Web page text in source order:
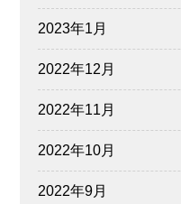
2023年1月
2022年12月
2022年11月
2022年10月
2022年9月